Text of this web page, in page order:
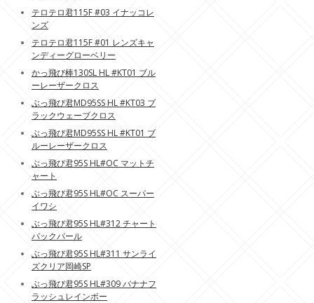
テロテロ君115F #03 イナッコレ
ンズ
テロテロ君115F #01 レンズキャ
ンディーグローベリー
かっ飛び棒130SL HL #KT01 ブル
ーレーザークロス
ぶっ飛び君MD95SS HL #KT03 ブ
ラックウェーブクロス
ぶっ飛び君MD95SS HL #KT01 ブ
ルーレーザークロス
ぶっ飛び君95S HL#OC マットチ
ャート
ぶっ飛び君95S HL#OC スーパー
イワシ
ぶっ飛び君95S HL#312 チャート
バックパール
ぶっ飛び君95S HL#311 サンライ
ズクリア岡崎SP
ぶっ飛び君95S HL#309 バナナフ
ラッシュレインボー